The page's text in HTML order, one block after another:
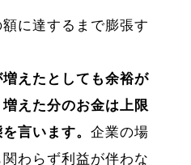
額に達するまで膨張す
えたとしても余裕が
えた分のお金は上限
言います。 企業の場
わらず利益が伴わな